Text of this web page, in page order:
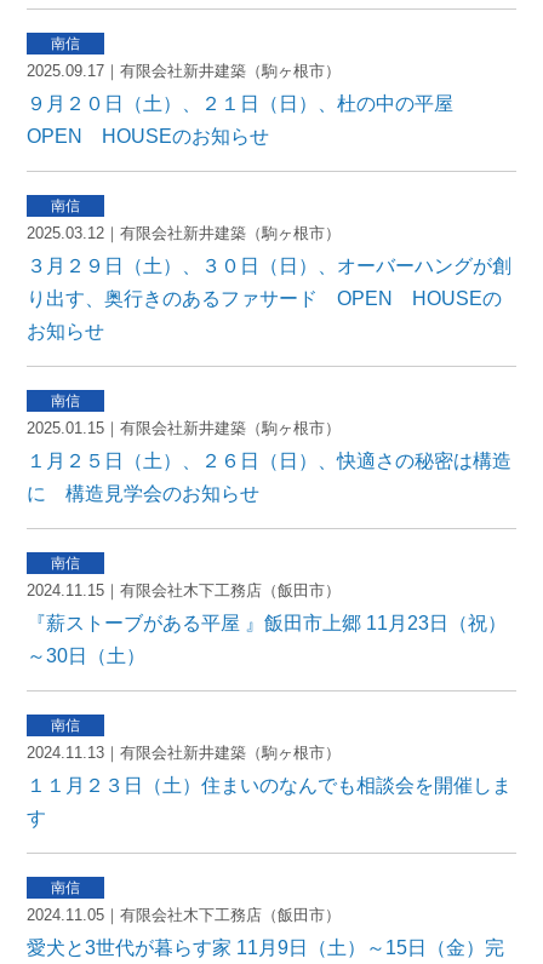
2025.09.17｜有限会社新井建築（駒ヶ根市）
９月２０日（土）、２１日（日）、杜の中の平屋
OPEN HOUSEのお知らせ
2025.03.12｜有限会社新井建築（駒ヶ根市）
３月２９日（土）、３０日（日）、オーバーハングが創
り出す、奥行きのあるファサード OPEN HOUSEの
お知らせ
2025.01.15｜有限会社新井建築（駒ヶ根市）
１月２５日（土）、２６日（日）、快適さの秘密は構造
に 構造見学会のお知らせ
2024.11.15｜有限会社木下工務店（飯田市）
『薪ストーブがある平屋 』飯田市上郷 11月23日（祝）
～30日（土）
2024.11.13｜有限会社新井建築（駒ヶ根市）
１１月２３日（土）住まいのなんでも相談会を開催しま
す
2024.11.05｜有限会社木下工務店（飯田市）
愛犬と3世代が暮らす家 11月9日（土）～15日（金）完